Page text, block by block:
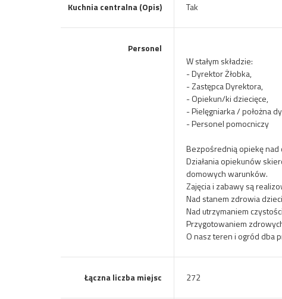
Kuchnia centralna (Opis) Tak
Personel
W stałym składzie:
- Dyrektor Żłobka,
- Zastępca Dyrektora,
- Opiekun/ki dziecięce,
- Pielęgniarka / położna
- Personel pomocniczy
Bezpośrednią opiekę nad
Działania opiekunów
domowych warunków.
Zajęcia i zabawy są
Nad stanem zdrowia
Nad utrzymaniem
Przygotowaniem
O nasz teren i ogród dba
Łączna liczba miejsc 272